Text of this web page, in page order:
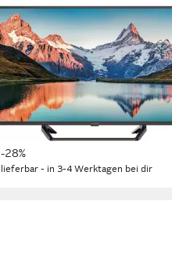
STRONG
SRT 40FF2003C LED-Fernseher
100 cm/40 Zoll Diagonale
LCD Bildschirmtechnologie
Full HD Auflösung
Produktdatenblatt
214,91 € UVP299,00 €
mtl. in 12 Raten
-28%
lieferbar - in 3-4 Werktagen bei dir